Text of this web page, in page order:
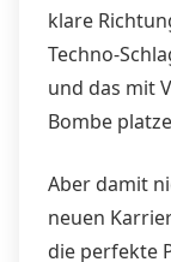
klare
Techno-
und das mit
Bombe
Aber damit
neuen
die perfekte